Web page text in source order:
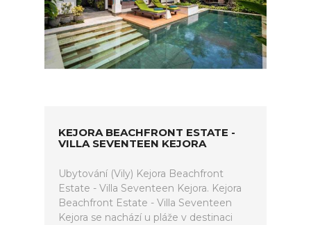
KEJORA BEACHFRONT ESTATE -
VILLA SEVENTEEN KEJORA
Ubytování (Vily) Kejora Beachfront
Estate - Villa Seventeen Kejora. Kejora
Beachfront Estate - Villa Seventeen
Kejora se nachází u pláže v destinaci